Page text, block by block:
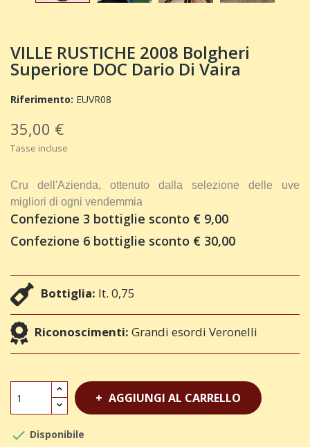
VILLE RUSTICHE 2008 Bolgheri
Superiore DOC Dario Di Vaira
Riferimento: EUVR08
35,00 €
Tasse incluse
Cru dell'Azienda, ottenuto dalla selezione delle uve
migliori di ogni vendemmia
Confezione 3 bottiglie sconto € 9,00
Confezione 6 bottiglie sconto € 30,00
Bottiglia: lt. 0,75
Riconoscimenti: Grandi esordi Veronelli
AGGIUNGI AL CARRELLO
 Disponibile